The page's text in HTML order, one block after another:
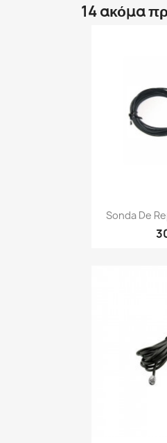
14 ακόμα

Sonda De